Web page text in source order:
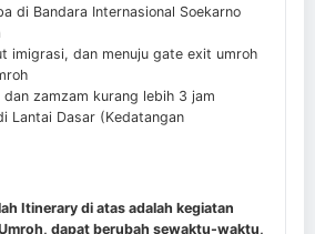
di Bandara Internasional Soekarno
imigrasi, dan menuju gate exit umroh
zamzam kurang lebih 3 jam
Lantai Dasar (Kedatangan
Itinerary di atas adalah kegiatan
dapat berubah sewaktu-waktu,